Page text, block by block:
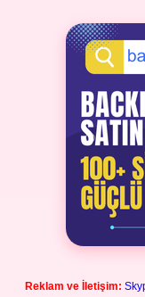
Reklam ve İletişim: